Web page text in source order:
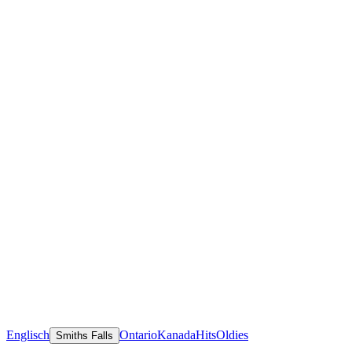
Englisch Smiths Falls OntarioKanadaHitsOldies